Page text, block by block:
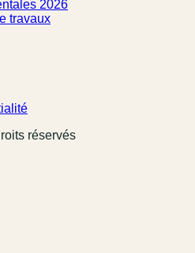
2026
travaux
réservés